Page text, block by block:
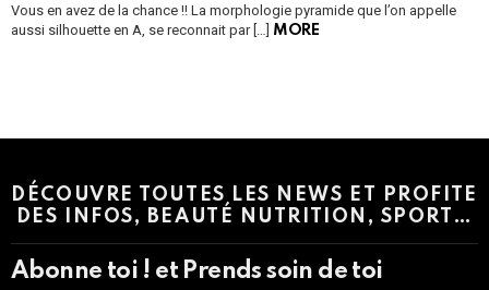
Vous en avez de la chance !! La morphologie pyramide que l’on appelle
aussi silhouette en A, se reconnait par […] MORE
DÉCOUVRE TOUTES LES NEWS ET PROFITE
DES INFOS, BEAUTÉ NUTRITION, SPORT…
Abonne toi ! et Prends soin de toi